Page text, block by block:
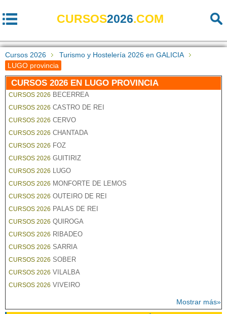
CURSOS2026.COM
Cursos 2026
Turismo y Hostelería 2026 en GALICIA
LUGO provincia
CURSOS 2026 EN LUGO PROVINCIA
CURSOS 2026 BECERREA
CURSOS 2026 CASTRO DE REI
CURSOS 2026 CERVO
CURSOS 2026 CHANTADA
CURSOS 2026 FOZ
CURSOS 2026 GUITIRIZ
CURSOS 2026 LUGO
CURSOS 2026 MONFORTE DE LEMOS
CURSOS 2026 OUTEIRO DE REI
CURSOS 2026 PALAS DE REI
CURSOS 2026 QUIROGA
CURSOS 2026 RIBADEO
CURSOS 2026 SARRIA
CURSOS 2026 SOBER
CURSOS 2026 VILALBA
CURSOS 2026 VIVEIRO
Mostrar más»